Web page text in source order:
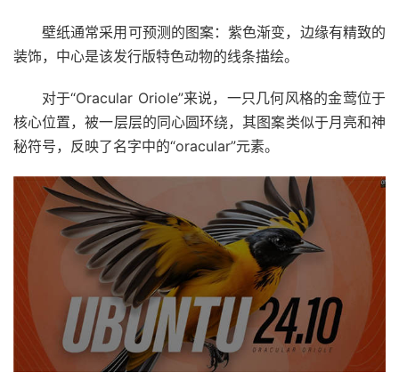
壁纸通常采用可预测的图案：紫色渐变，边缘有精致的
装饰，中心是该发行版特色动物的线条描绘。
对于“Oracular Oriole”来说，一只几何风格的金莺位于
核心位置，被一层层的同心圆环绕，其图案类似于月亮和神
秘符号，反映了名字中的“oracular”元素。